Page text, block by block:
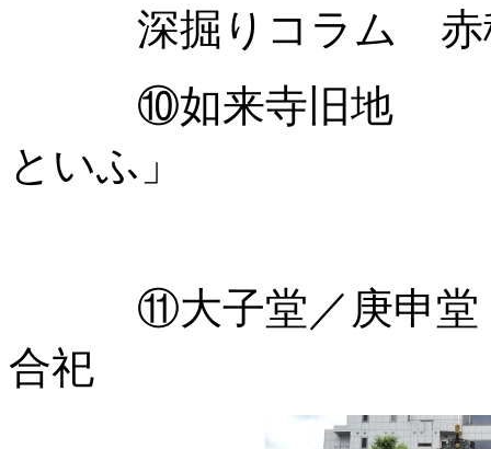
深掘りコラム 赤穂
⑩如来寺旧地 「
といふ」
⑪大子堂／庚申堂（
合祀